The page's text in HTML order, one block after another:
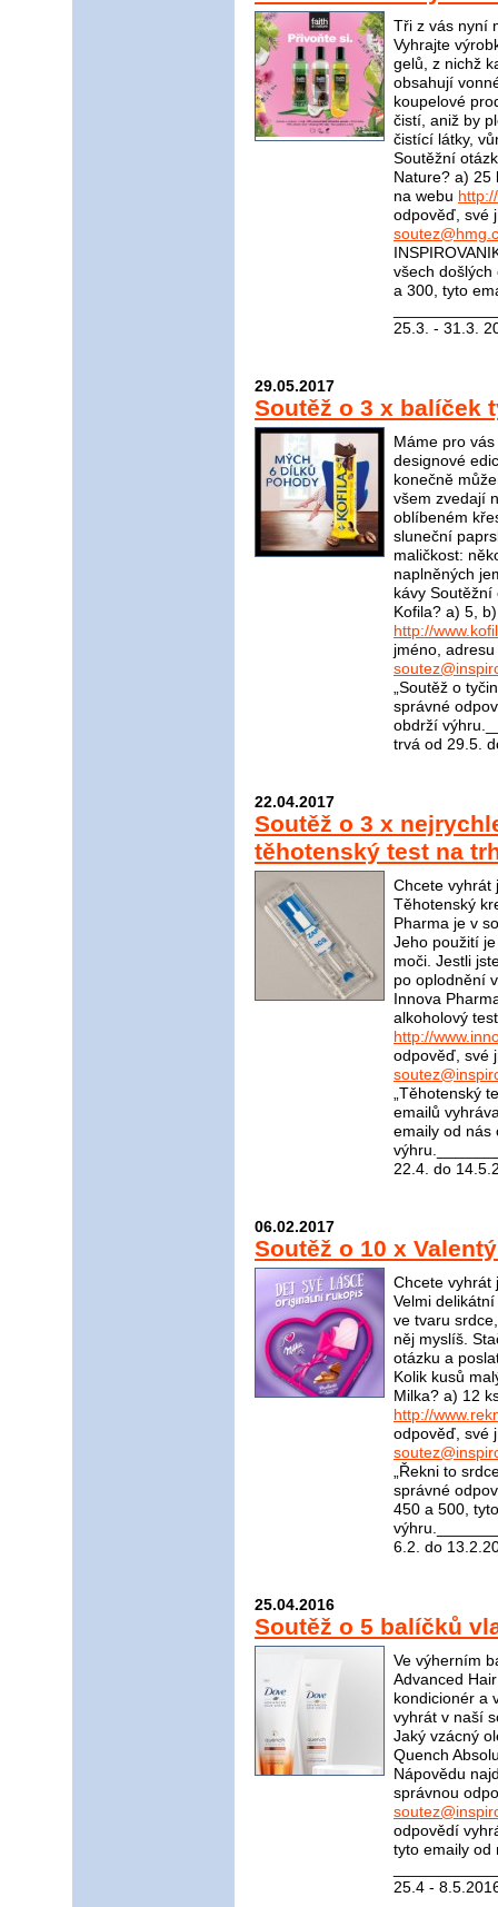
Tři z vás nyní
Vyhrajte
gelů, z nichž
obsahují
koupelové
čistí, aniž by
čistící látky,
Soutěžní
Nature? a) 25
na webu
odpověď, své
všech
a 300, tyto
25.3. - 31.3.
29.05.2017
Soutěž o 3 x balíček
Máme pro
designové
konečně
všem zvedají
oblíbeném
sluneční
maličkost:
naplněných
kávy
Kofila? a) 5,
http://
jméno,
„Soutěž o
správné
obdrží
trvá od 29.5.
22.04.2017
Soutěž o 3 x
těhotenský test na
Chcete vyhrát
Těhotenský
Pharma je v
Jeho použití
moči. Jestli
po oplodnění
Innova
alkoholový
http://
odpověď, své
„Těhotenský
emailů
emaily od nás
22.4. do
06.02.2017
Soutěž o 10 x
Chcete vyhrát
Velmi
ve tvaru
něj myslíš.
otázku a
Kolik kusů
Milka? a) 12
http://
odpověď, své
„Řekni to
správné
450 a 500,
6.2. do
25.04.2016
Soutěž o 5 balíčků
Ve výherním
Advanced
kondicionér a
vyhrát v naší
Jaký vzácný
Quench
Nápovědu
správnou
odpovědí
tyto emaily od
25.4 -